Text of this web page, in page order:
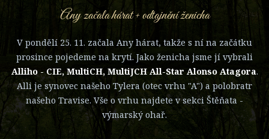
Any začala hárat + odtajnění ženicha
V pondělí 25. 11. začala Any hárat, takže s ní na začátku
prosince pojedeme na krytí. Jako ženicha jsme jí vybrali
Alliho - CIE, MultiCH, MultiJCH All-Star Alonso Atagora.
Alli je synovec našeho Tylera (otec vrhu "A") a polobratr
našeho Travise. Vše o vrhu najdete v sekci Štěňata -
výmarský ohař.